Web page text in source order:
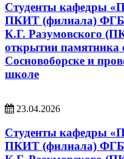
Студенты кафедры
ПКИТ (филиала)
К.Г. Разумовского
открытии памятника
Сосновоборске и
школе
23.04.2026
Студенты кафедры
ПКИТ (филиала)